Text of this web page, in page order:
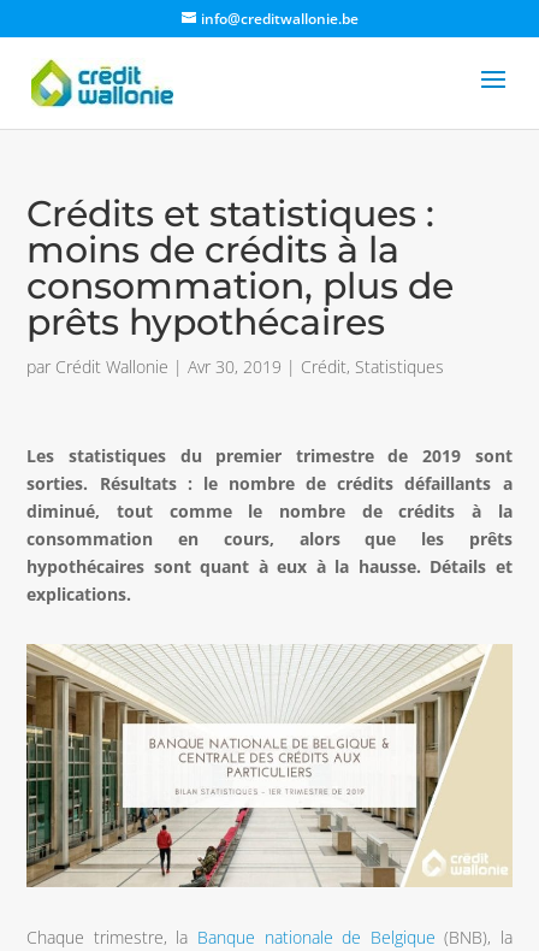
info@creditwallonie.be
Crédits et statistiques :
moins de crédits à la
consommation, plus de
prêts hypothécaires
par Crédit Wallonie |Avr 30, 2019 | Crédit, Statistiques
Les statistiques du premier trimestre de 2019 sont
sorties. Résultats : le nombre de crédits défaillants a
diminué, tout comme le nombre de crédits à la
consommation en cours, alors que les prêts
hypothécaires sont quant à eux à la hausse. Détails et
explications.
Chaque trimestre, la Banque nationale de Belgique (BNB), la